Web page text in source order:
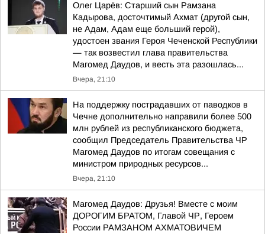
Олег Царёв: Старший сын Рамзана
Кадырова, досточтимый Ахмат (другой сын,
не Адам, Адам еще больший герой),
удостоен звания Героя Чеченской Республики
— так возвестил глава правительства
Магомед Даудов, и весть эта разошлась...
Вчера, 21:10
На поддержку пострадавших от паводков в
Чечне дополнительно направили более 500
млн рублей из республиканского бюджета,
сообщил Председатель Правительства ЧР
Магомед Даудов по итогам совещания с
министром природных ресурсов...
Вчера, 21:10
Магомед Даудов: Друзья! Вместе с моим
ДОРОГИМ БРАТОМ, Главой ЧР, Героем
России РАМЗАНОМ АХМАТОВИЧЕМ